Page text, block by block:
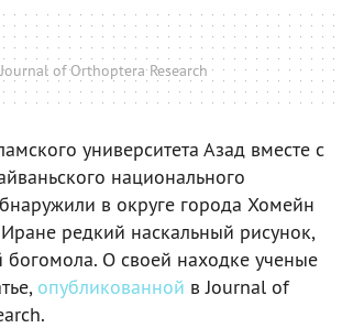
of Orthoptera Research
университета Азад вместе с
национального
в округе города Хомейн
редкий наскальный рисунок,
О своей находке ученые
опубликованной в Journal of